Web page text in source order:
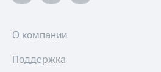
О компании
Поддержка